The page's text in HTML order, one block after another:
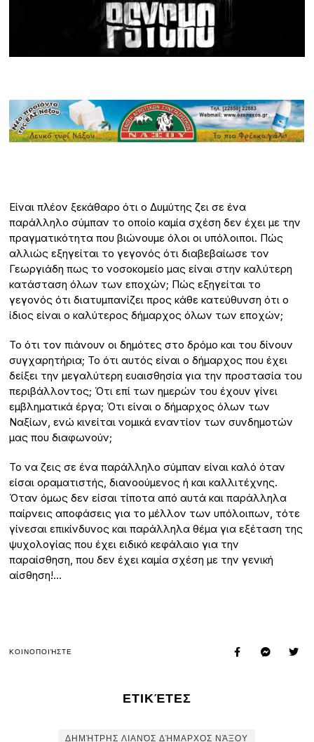
Είναι πλέον ξεκάθαρο ότι ο Δυμύτης ζει σε ένα
παράλληλο σύμπαν το οποίο καμία σχέση δεν έχει με την
πραγματικότητα που βιώνουμε όλοι οι υπόλοιποι. Πώς
αλλιώς εξηγείται το γεγονός ότι διαβεβαίωσε τον
Γεωργιάδη πως το νοσοκομείο μας είναι στην καλύτερη
κατάσταση όλων των εποχών; Πώς εξηγείται το
γεγονός ότι διατυμπανίζει προς κάθε κατεύθυνση ότι ο
ίδιος είναι ο καλύτερος δήμαρχος όλων των εποχών;
Το ότι τον πιάνουν οι δημότες στο δρόμο και του δίνουν
συγχαρητήρια; Το ότι αυτός είναι ο δήμαρχος που έχει
δείξει την μεγαλύτερη ευαισθησία για την προστασία του
περιβάλλοντος; Ότι επί των ημερών του έχουν γίνει
εμβληματικά έργα; Ότι είναι ο δήμαρχος όλων των
Ναξίων, ενώ κινείται νομικά εναντίον των συνδημοτών
μας που διαφωνούν;
Το να ζεις σε ένα παράλληλο σύμπαν είναι καλό όταν
είσαι οραματιστής, διανοούμενος ή και καλλιτέχνης.
Όταν όμως δεν είσαι τίποτα από αυτά και παράλληλα
παίρνεις αποφάσεις για το μέλλον των υπόλοιπων, τότε
γίνεσαι επικίνδυνος και παράλληλα θέμα για εξέταση της
ψυχολογίας που έχει ειδικό κεφάλαιο για την
παραίσθηση, που δεν έχει καμία σχέση με την γενική
αίσθηση!…
ΚΟΙΝΟΠΟΙΉΣΤΕ
ΕΤΙΚΈΤΕΣ
ΔΗΜΉΤΡΗΣ ΛΙΑΝΌΣ ΔΉΜΑΡΧΟΣ ΝΆΞΟΥ